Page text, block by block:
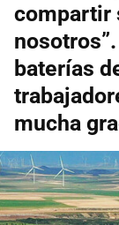
compartir
baterías
mucha